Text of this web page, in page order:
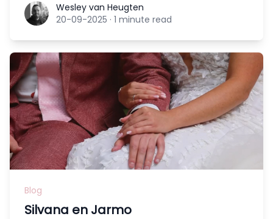
Wesley van Heugten
Wesley van Heugten
20-09-2025 · 1 minute read
Blog
Silvana en Jarmo